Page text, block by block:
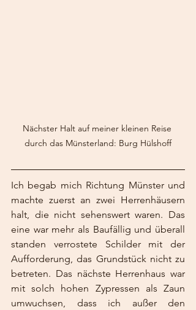
Nächster Halt auf meiner kleinen Reise
durch das Münsterland: Burg Hülshoff
Ich begab mich Richtung Münster und
machte zuerst an zwei Herrenhäusern
halt, die nicht sehenswert waren. Das
eine war mehr als Baufällig und überall
standen verrostete Schilder mit der
Aufforderung, das Grundstück nicht zu
betreten. Das nächste Herrenhaus war
mit solch hohen Zypressen als Zaun
umwuchsen, dass ich außer den